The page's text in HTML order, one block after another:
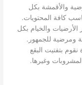
والأقمشة بكل
كافة المحتويات.
والخيام بكل
ومرضية للجمهور.
بتفتيت البقع
وغيرها.